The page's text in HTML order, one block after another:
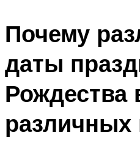
Почему
даты
Рождества
различных